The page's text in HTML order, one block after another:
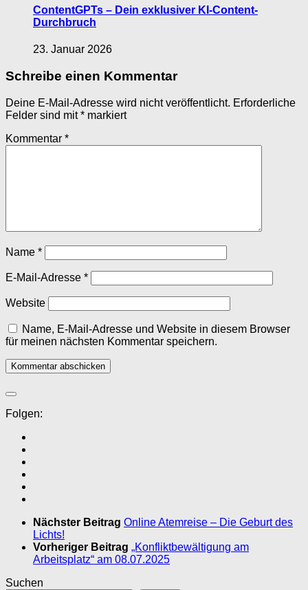
ContentGPTs – Dein exklusiver KI-Content-
Durchbruch
23. Januar 2026
Schreibe einen Kommentar
Deine E-Mail-Adresse wird nicht veröffentlicht. Erforderliche
Felder sind mit* markiert
Kommentar *
Name *
E-Mail-Adresse *
Website
Name, E-Mail-Adresse und Website in diesem Browser
für meinen nächsten Kommentar speichern.
Folgen:
Nächster Beitrag Online Atemreise – Die Geburt des
Lichts!
Vorheriger Beitrag „Konfliktbewältigung am
Arbeitsplatz“ am 08.07.2025
Suchen